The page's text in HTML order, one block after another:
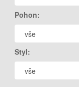
Pohon:
Styl: